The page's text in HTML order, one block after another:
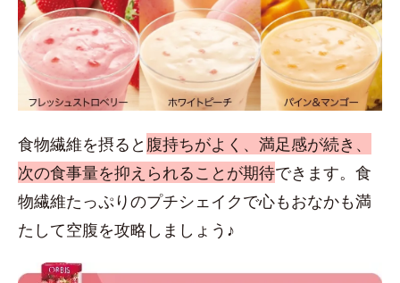
食物繊維を摂ると 腹持ちがよく、満足感が続き、
次の食事量を抑えられることが期待できます。食
物繊維たっぷりのプチシェイクで心もおなかも満
たして空腹を攻略しましょう♪